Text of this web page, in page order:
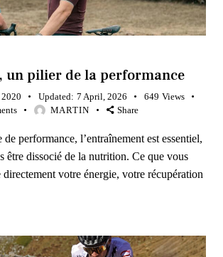
un pilier de la performance
Updated: 7 April, 2026 649 Views
MARTIN Share
de performance, l’entraînement est essentiel,
être dissocié de la nutrition. Ce que vous
votre énergie, votre récupération